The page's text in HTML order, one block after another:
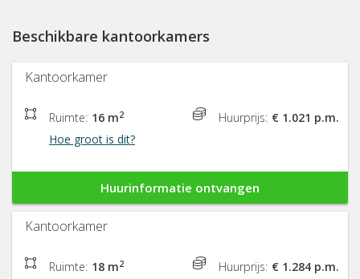
Beschikbare kantoorkamers
Kantoorkamer
Ruimte: 16 m2
Hoe groot is dit?
Huurprijs: € 1.021 p.m.
Huurinformatie ontvangen
Kantoorkamer
Ruimte: 18 m2 Huurprijs: € 1.284 p.m.